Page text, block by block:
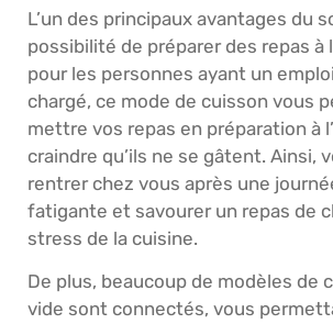
L’un des principaux avantages du
possibilité de préparer des repas à
pour les personnes ayant un
chargé, ce mode de cuisson vous
mettre vos repas en préparation à
craindre qu’ils ne se gâtent. Ainsi,
rentrer chez vous après une
fatigante et savourer un repas de
stress de la cuisine.
De plus, beaucoup de modèles de
vide sont connectés, vous